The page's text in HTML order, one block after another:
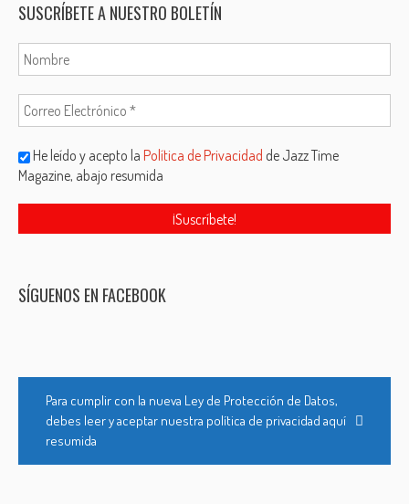
SUSCRÍBETE A NUESTRO BOLETÍN
He leído y acepto laPolítica de Privacidad de Jazz Time
Magazine, abajo resumida
SÍGUENOS EN FACEBOOK
Para cumplir con la nueva Ley de Protección de Datos,
debes leer y aceptar nuestra política de privacidad aquí
resumida